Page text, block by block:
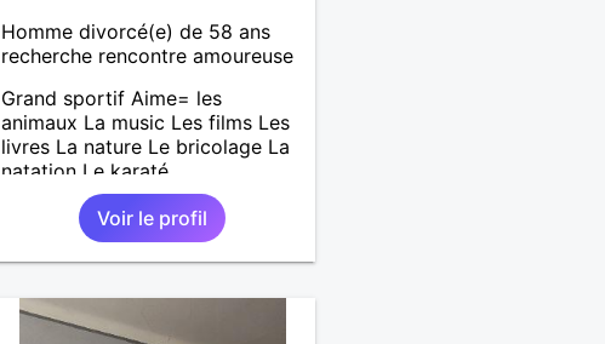
Homme divorcé(e) de 58 ans
recherche rencontre amoureuse
Grand sportif Aime= les
animaux La music Les films Les
livres La nature Le bricolage La
natation Le karaté
Voir le profil